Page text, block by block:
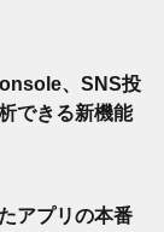
、SNS投
できる新機能
アプリの本番